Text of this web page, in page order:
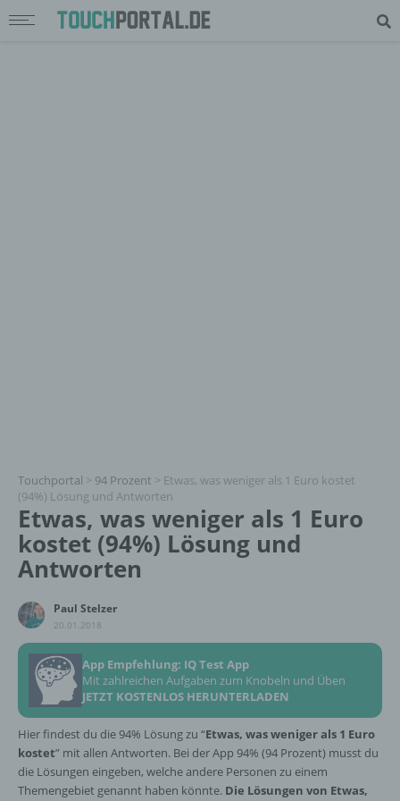
Touchportal > 94 Prozent > Etwas, was weniger als 1 Euro kostet
(94%) Lösung und Antworten
Etwas, was weniger als 1 Euro
kostet (94%) Lösung und
Antworten
Paul Stelzer
20.01.2018
App Empfehlung: IQ Test App
Mit zahlreichen Aufgaben zum Knobeln und Üben
JETZT KOSTENLOS HERUNTERLADEN
Hier findest du die 94% Lösung zu “Etwas, was weniger als 1 Euro
kostet” mit allen Antworten. Bei der App 94% (94 Prozent) musst du
die Lösungen eingeben, welche andere Personen zu einem
Themengebiet genannt haben könnte. Die Lösungen von Etwas,